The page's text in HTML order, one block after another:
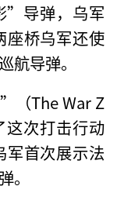
”导弹，乌军
座桥乌军还使
导弹。
（The War Z
次打击行动
首次展示法